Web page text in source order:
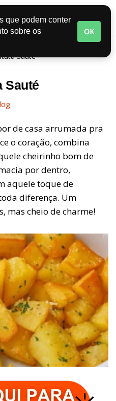
Sauté
Sauté
de casa arrumada pra
o coração, combina
cheirinho bom de
por dentro,
aquele toque de
diferença. Um
mas cheio de charme!
que podem conter
sobre os
OK